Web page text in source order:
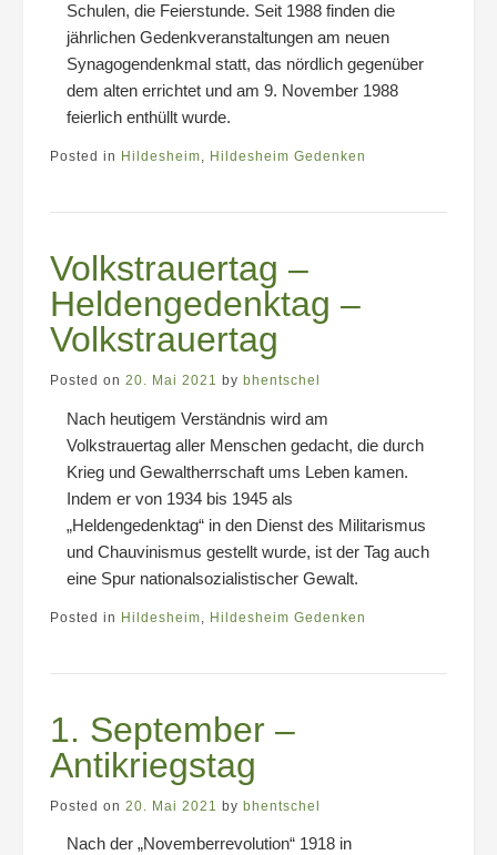
Schulen, die Feierstunde. Seit 1988 finden die
jährlichen Gedenkveranstaltungen am neuen
Synagogendenkmal statt, das nördlich gegenüber
dem alten errichtet und am 9. November 1988
feierlich enthüllt wurde.
Posted in Hildesheim, Hildesheim Gedenken
Volkstrauertag –
Heldengedenktag –
Volkstrauertag
Posted on 20. Mai 2021 by bhentschel
Nach heutigem Verständnis wird am
Volkstrauertag aller Menschen gedacht, die durch
Krieg und Gewaltherrschaft ums Leben kamen.
Indem er von 1934 bis 1945 als
„Heldengedenktag“ in den Dienst des Militarismus
und Chauvinismus gestellt wurde, ist der Tag auch
eine Spur nationalsozialistischer Gewalt.
Posted in Hildesheim, Hildesheim Gedenken
1. September –
Antikriegstag
Posted on 20. Mai 2021 by bhentschel
Nach der „Novemberrevolution“ 1918 in